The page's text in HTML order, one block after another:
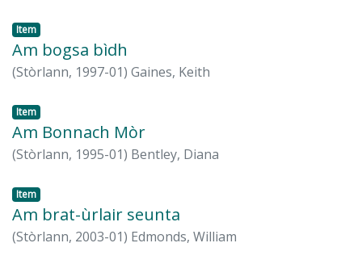
Item
Am bogsa bìdh
(Stòrlann, 1997-01) Gaines, Keith
Item
Am Bonnach Mòr
(Stòrlann, 1995-01) Bentley, Diana
Item
Am brat-ùrlair seunta
(Stòrlann, 2003-01) Edmonds, William